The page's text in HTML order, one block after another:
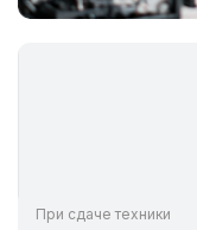
При сдаче техники